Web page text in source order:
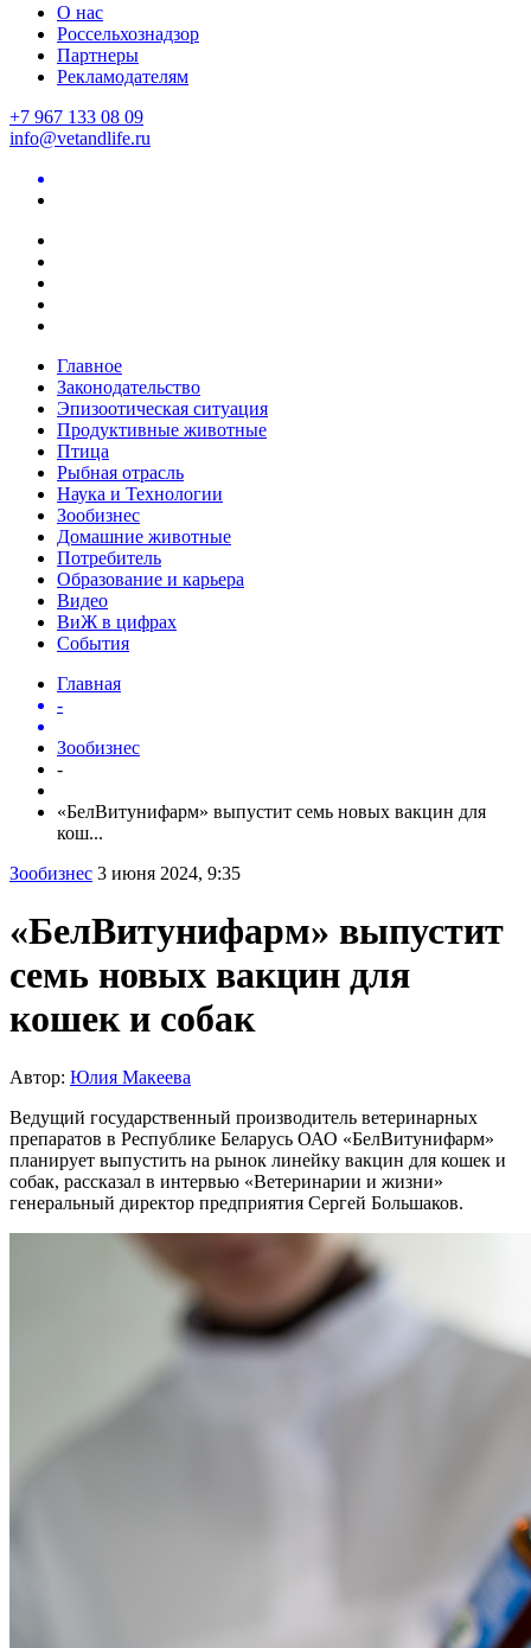
О нас
Россельхознадзор
Партнеры
Рекламодателям
+7 967 133 08 09
info@vetandlife.ru
Главное
Законодательство
Эпизоотическая ситуация
Продуктивные животные
Птица
Рыбная отрасль
Наука и Технологии
Зообизнес
Домашние животные
Потребитель
Образование и карьера
Видео
ВиЖ в цифрах
События
Главная
-
Зообизнес
-
«БелВитунифарм» выпустит семь новых вакцин для
кош...
Зообизнес 3 июня 2024, 9:35
«БелВитунифарм» выпустит
семь новых вакцин для
кошек и собак
Автор: Юлия Макеева
Ведущий государственный производитель ветеринарных
препаратов в Республике Беларусь ОАО «БелВитунифарм»
планирует выпустить на рынок линейку вакцин для кошек и
собак, рассказал в интервью «Ветеринарии и жизни»
генеральный директор предприятия Сергей Большаков.